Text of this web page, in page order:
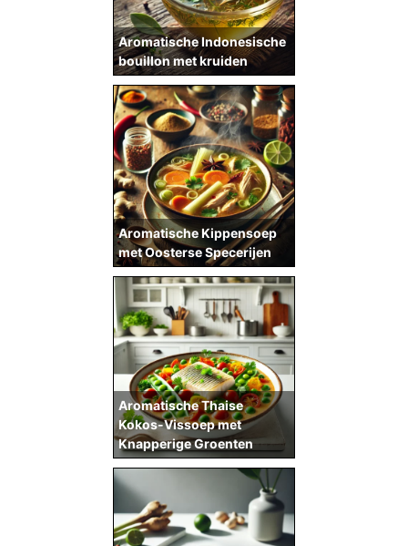
Aromatische Indonesische
bouillon met kruiden
Aromatische Kippensoep
met Oosterse Specerijen
Aromatische Thaise
Kokos-Vissoep met
Knapperige Groenten